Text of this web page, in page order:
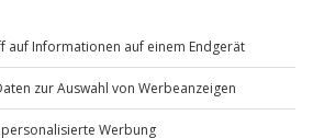
Rom
/ Kurztrip
Kultur, Sightseeing, Genuss,